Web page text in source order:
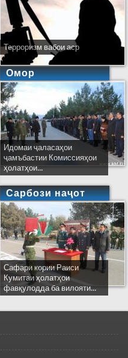
Терроризм вабои аср
Омор
Идомаи ҷаласаҳои
ҷамъбастии Комиссияҳои
ҳолатҳои...
Сарбози наҷот
Сафари кории Раиси
Кумитаи ҳолатҳои
фавқулодда ба вилояти...